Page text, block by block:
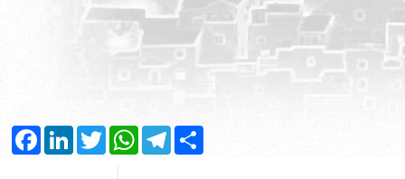
FacebookLinkedInTwitter WhatsAppTelegram